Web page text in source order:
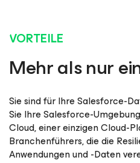
VORTEILE
Mehr als nur
Sie sind für Ihre Salesforce-
Sie Ihre Salesforce-
Cloud, einer einzigen Cloud-
Branchenführers, die die
Anwendungen und -Daten